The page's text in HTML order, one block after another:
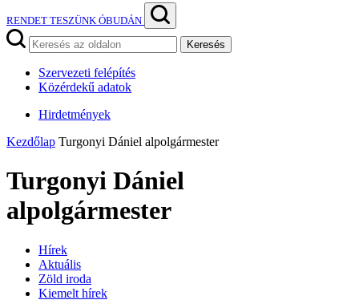
RENDET TESZÜNK ÓBUDÁN
Keresés
Szervezeti felépítés
Közérdekű adatok
Hirdetmények
Kezdőlap Turgonyi Dániel alpolgármester
Turgonyi Dániel
alpolgármester
Hírek
Aktuális
Zöld iroda
Kiemelt hírek